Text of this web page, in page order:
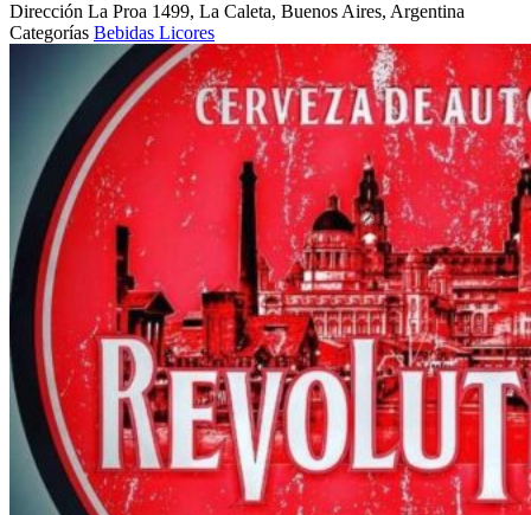
Dirección La Proa 1499, La Caleta, Buenos Aires, Argentina
Categorías Bebidas Licores